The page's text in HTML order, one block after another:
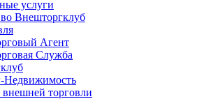
услуги
Внешторгклуб
Агент
Служба
Недвижимость
торговли